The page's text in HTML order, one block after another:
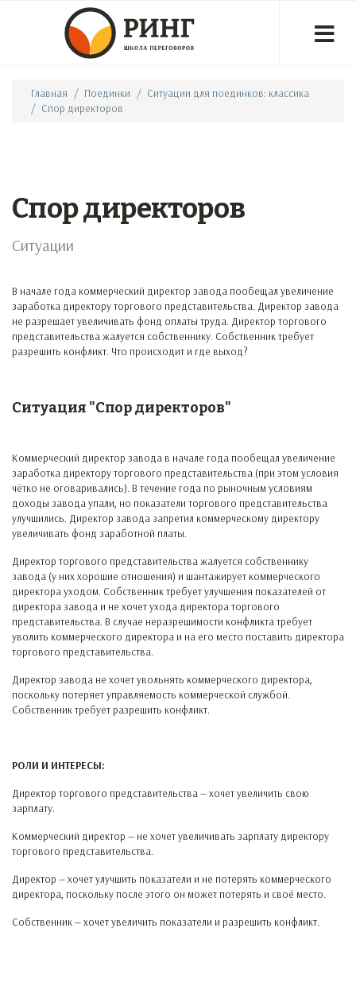
Главная Поединки
Ситуации для поединков: классика
Спор директоров
Спор директоров
Ситуации
В начале года коммерческий директор завода пообещал увеличение
заработка директору торгового представительства. Директор завода
не разрешает увеличивать фонд оплаты труда. Директор торгового
представительства жалуется собственнику. Собственник требует
разрешить конфликт. Что происходит и где выход?
Ситуация "Спор директоров"
Коммерческий директор завода в начале года пообещал увеличение
заработка директору торгового представительства (при этом условия
чётко не оговаривались). В течение года по рыночным условиям
доходы завода упали, но показатели торгового представительства
улучшились. Директор завода запретил коммерческому директору
увеличивать фонд заработной платы.
Директор торгового представительства жалуется собственнику
завода (у них хорошие отношения) и шантажирует коммерческого
директора уходом. Собственник требует улучшения показателей от
директора завода и не хочет ухода директора торгового
представительства. В случае неразрешимости конфликта требует
уволить коммерческого директора и на его место поставить директора
торгового представительства.
Директор завода не хочет увольнять коммерческого директора,
поскольку потеряет управляемость коммерческой службой.
Собственник требует разрешить конфликт.
РОЛИ И ИНТЕРЕСЫ:
Директор торгового представительства — хочет увеличить свою
зарплату.
Коммерческий директор — не хочет увеличивать зарплату директору
торгового представительства.
Директор — хочет улучшить показатели и не потерять коммерческого
директора, поскольку после этого он может потерять и своё место.
Собственник — хочет увеличить показатели и разрешить конфликт.